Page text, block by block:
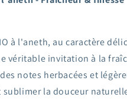
à l'aneth, au caractère
véritable invitation à la
notes herbacées et
la douceur